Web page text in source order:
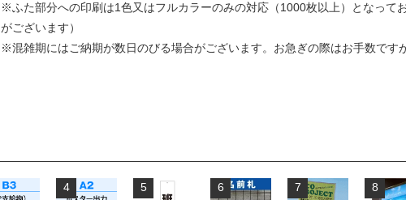
※ふた部分への印刷は1色又はフルカラーのみの対応（1000枚以上）となって
がございます）
※混雑期にはご納期が数日のびる場合がございます。お急ぎの際はお手数です
4 5 6 7 8